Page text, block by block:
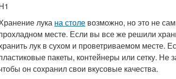
лука на столе возможно, но это не
месте. Если вы все же решили
лук в сухом и проветриваемом месте.
пакеты, контейнеры или сетку. Не
он сохранил свои вкусовые качества.